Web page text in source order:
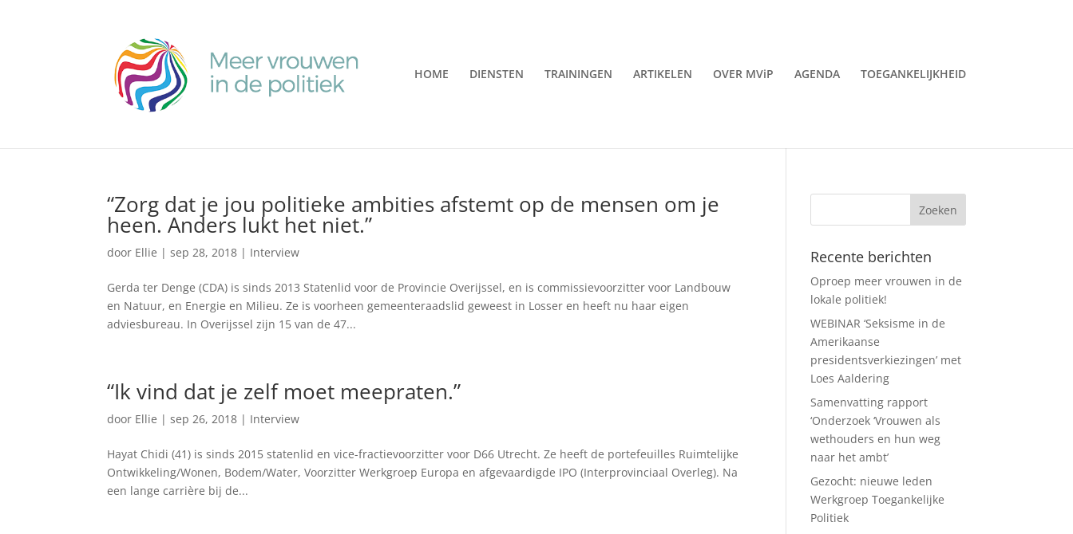
HOME DIENSTEN TRAININGEN ARTIKELEN OVER MViP AGENDA TOEGANKELIJKHEID
“Zorg dat je jou politieke ambities afstemt op de mensen om je
heen. Anders lukt het niet.”
door Ellie |sep 28, 2018 | Interview
Gerda ter Denge (CDA) is sinds 2013 Statenlid voor de Provincie Overijssel, en is commissievoorzitter voor Landbouw
en Natuur, en Energie en Milieu. Ze is voorheen gemeenteraadslid geweest in Losser en heeft nu haar eigen
adviesbureau. In Overijssel zijn 15 van de 47...
“Ik vind dat je zelf moet meepraten.”
door Ellie |sep 26, 2018 | Interview
Hayat Chidi (41) is sinds 2015 statenlid en vice-fractievoorzitter voor D66 Utrecht. Ze heeft de portefeuilles Ruimtelijke
Ontwikkeling/Wonen, Bodem/Water, Voorzitter Werkgroep Europa en afgevaardigde IPO (Interprovinciaal Overleg). Na
een lange carrière bij de...
Recente berichten
Oproep meer vrouwen in de
lokale politiek!
WEBINAR ‘Seksisme in de
Amerikaanse
presidentsverkiezingen’ met
Loes Aaldering
Samenvatting rapport
‘Onderzoek ‘Vrouwen als
wethouders en hun weg
naar het ambt’
Gezocht: nieuwe leden
Werkgroep Toegankelijke
Politiek